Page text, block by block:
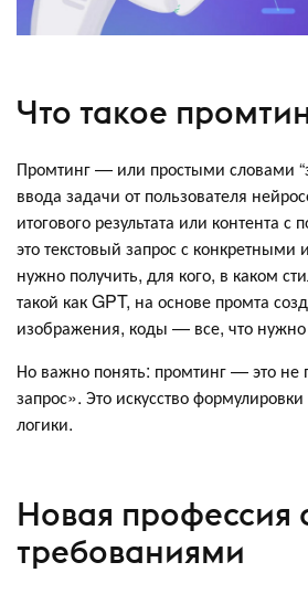
Что такое
Промтинг — или простыми словами
ввода задачи от пользователя
итогового результата или
это текстовый запрос с конкретными
нужно получить, для кого, в каком
такой как GPT, на основе промта
изображения, коды — все, что нужно
Но важно понять: промтинг — это не
запрос». Это искусство
логики.
Новая профессия
требованиями